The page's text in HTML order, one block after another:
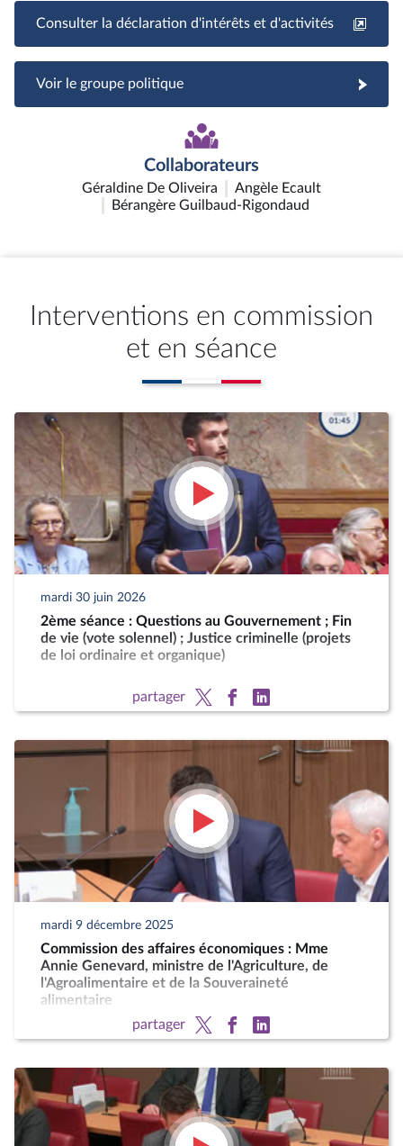
Consulter la déclaration d'intérêts et d'activités
Voir le groupe politique
Collaborateurs
Géraldine De Oliveira
Angèle Ecault
Bérangère Guilbaud-Rigondaud
Interventions en commission
et en séance
mardi 30 juin 2026
2ème séance : Questions au Gouvernement ; Fin
de vie (vote solennel) ; Justice criminelle (projets
de loi ordinaire et organique)
partager
mardi 9 décembre 2025
Commission des affaires économiques : Mme
Annie Genevard, ministre de l'Agriculture, de
l'Agroalimentaire et de la Souveraineté
alimentaire
partager